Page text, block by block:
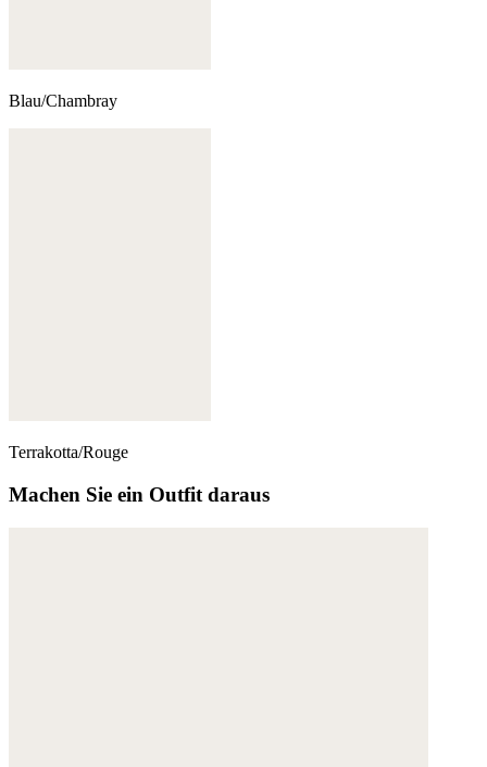
Blau/Chambray
Terrakotta/Rouge
Machen Sie ein Outfit daraus